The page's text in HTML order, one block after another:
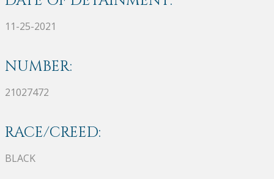
11-25-2021
NUMBER:
21027472
RACE/CREED:
BLACK